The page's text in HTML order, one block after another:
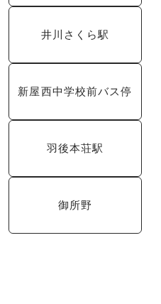
井川さくら駅
新屋西中学校前バス停
羽後本荘駅
御所野